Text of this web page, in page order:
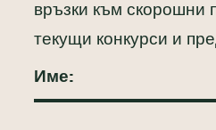
връзки към скорошни
текущи конкурси и